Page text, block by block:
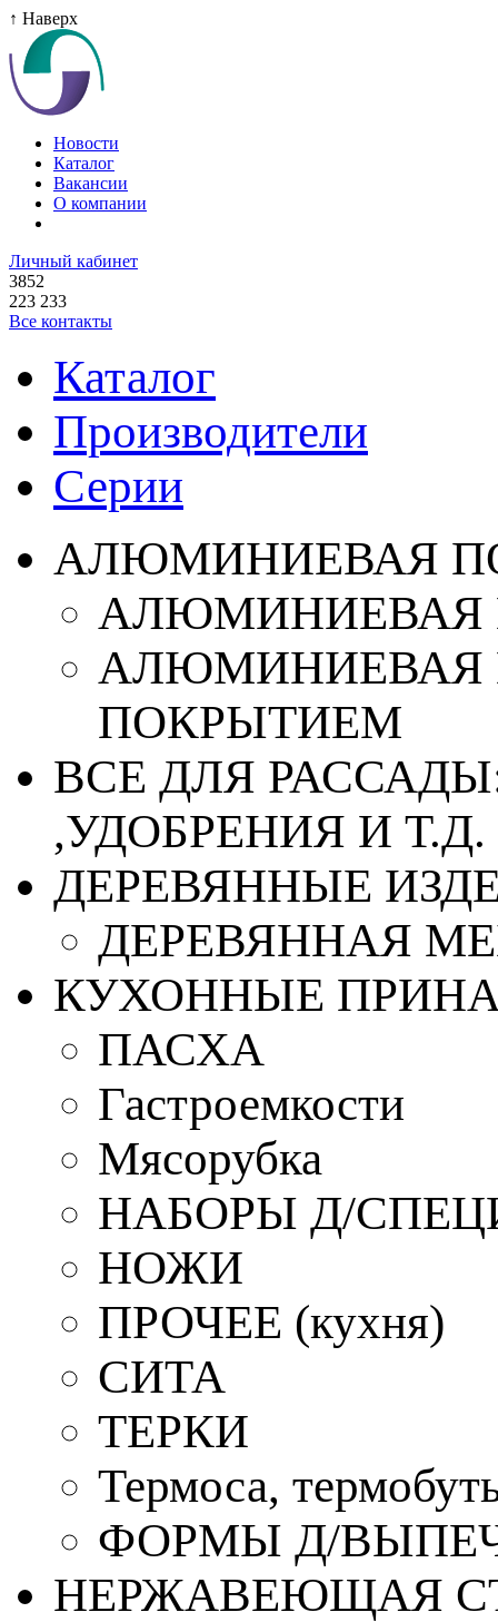
↑ Наверх
Новости
Каталог
Вакансии
О компании
Личный кабинет
3852
223 233
Все контакты
Каталог
Производители
Серии
АЛЮМИНИЕВАЯ
АЛЮМИНИЕВАЯ
АЛЮМИНИЕВАЯ
ПОКРЫТИЕМ
ВСЕ ДЛЯ
,УДОБРЕНИЯ И Т.Д.
ДЕРЕВЯННЫЕ
ДЕРЕВЯННАЯ
КУХОННЫЕ
ПАСХА
Гастроемкости
Мясорубка
НАБОРЫ Д/
НОЖИ
ПРОЧЕЕ (кухня)
СИТА
ТЕРКИ
Термоса,
ФОРМЫ Д/
НЕРЖАВЕЮЩАЯ